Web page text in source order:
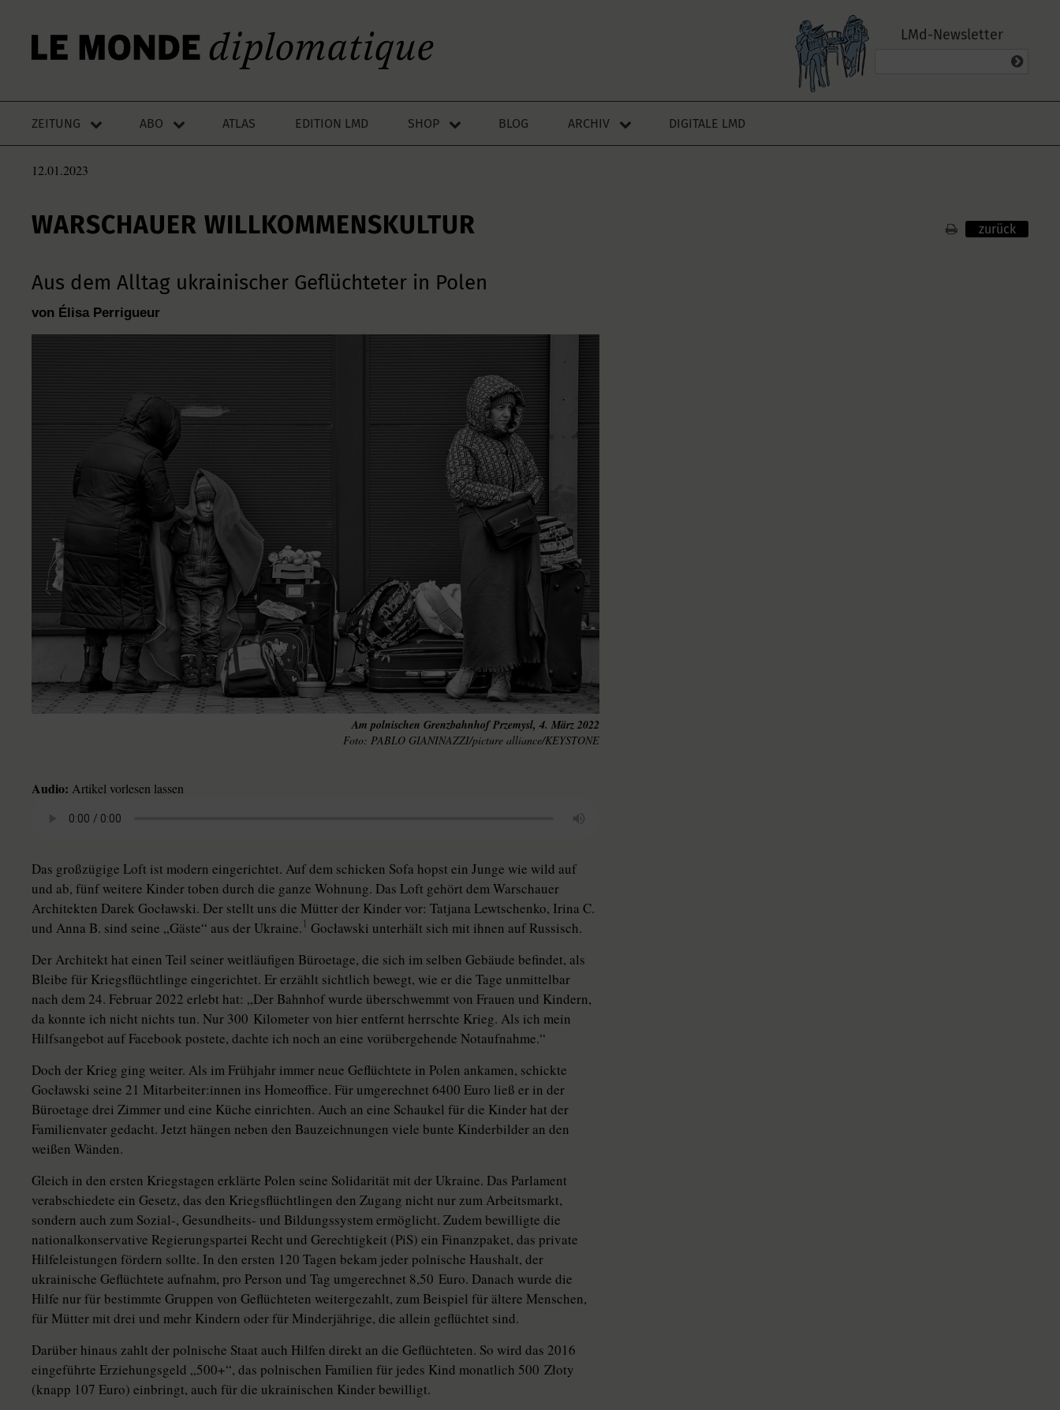
LMd-Newsletter
ZEITUNG ABO ATLAS EDITION LMD SHOP BLOG ARCHIV DIGITALE LMD
12.01.2023
WARSCHAUER WILLKOMMENSKULTUR zurück
Aus dem Alltag ukrainischer Geflüchteter in Polen
von Élisa Perrigueur
Am polnischen Grenzbahnhof Przemysl, 4. März 2022
PABLO GIANINAZZI/picture alliance/KEYSTONE
Audio: Artikel vorlesen lassen
Das großzügige Loft ist modern eingerichtet. Auf dem schicken Sofa hopst ein Junge wie wild auf
und ab, fünf weitere Kinder toben durch die ganze Wohnung. Das Loft gehört dem Warschauer
Architekten Darek Gocławski. Der stellt uns die Mütter der Kinder vor: Tatjana Lewtschenko, Irina C.
und Anna B. sind seine „Gäste“ aus der Ukrai­ne. 1 Gocławski unterhält sich mit ihnen auf Russisch.
Der Architekt hat einen Teil seiner weitläufigen Büroetage, die sich im selben Gebäude befindet, als
Bleibe für Kriegsflüchtlinge eingerichtet. Er erzählt sichtlich bewegt, wie er die Tage unmittelbar
nach dem 24. Februar 2022 erlebt hat: „Der Bahnhof wurde überschwemmt von Frauen und Kindern,
da konnte ich nicht nichts tun. Nur 300 Kilometer von hier entfernt herrschte Krieg. Als ich mein
Hilfsangebot auf Facebook postete, dachte ich noch an eine vorübergehende Notaufnahme.“
Doch der Krieg ging weiter. Als im Frühjahr immer neue Geflüchtete in Polen ankamen, schickte
Gocławski seine 21 Mit­ar­bei­te­r:in­nen ins Home­office. Für umgerechnet 6400 Euro ließ er in der
Büroetage drei Zimmer und eine Küche einrichten. Auch an eine Schaukel für die Kinder hat der
Familienvater gedacht. Jetzt hängen neben den Bauzeichnungen viele bunte Kinderbilder an den
weißen Wänden.
Gleich in den ersten Kriegstagen erklärte Polen seine Solidarität mit der Ukraine. Das Parlament
verabschiedete ein Gesetz, das den Kriegsflüchtlingen den Zugang nicht nur zum Arbeitsmarkt,
sondern auch zum Sozial-, Gesundheits- und Bildungssystem ermöglicht. Zudem bewilligte die
nationalkonservative Regierungspartei Recht und Gerechtigkeit (PiS) ein Finanzpaket, das private
Hilfeleistungen fördern sollte. In den ersten 120 Tagen bekam jeder polnische Haushalt, der
ukrainische Geflüchtete aufnahm, pro Person und Tag umgerechnet 8,50 Euro. Danach wurde die
Hilfe nur für bestimmte Gruppen von Geflüchteten weitergezahlt, zum Beispiel für ältere Menschen,
für Mütter mit drei und mehr Kindern oder für Minderjährige, die allein geflüchtet sind.
Darüber hinaus zahlt der polnische Staat auch Hilfen direkt an die Geflüchteten. So wird das 2016
eingeführte Erziehungsgeld „500+“, das polnischen Familien für jedes Kind monatlich 500 Złoty
(knapp 107 Euro) einbringt, auch für die ukrainischen Kinder bewilligt.